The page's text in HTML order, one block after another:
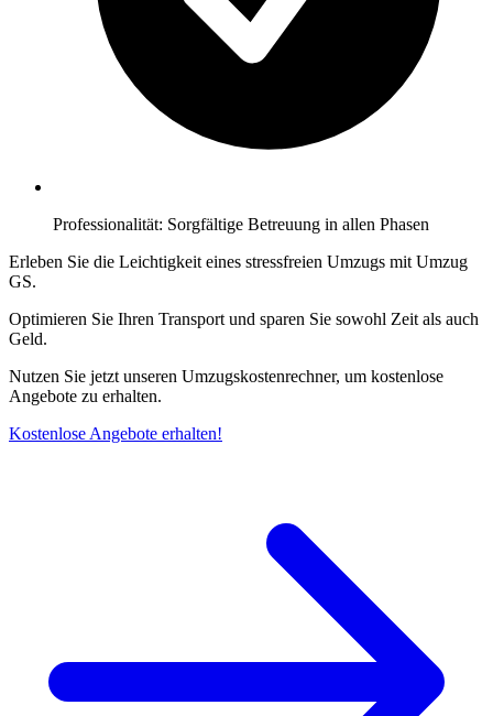
Professionalität: Sorgfältige Betreuung in allen Phasen
Erleben Sie die Leichtigkeit eines stressfreien Umzugs mit Umzug
GS.
Optimieren Sie Ihren Transport und sparen Sie sowohl Zeit als auch
Geld.
Nutzen Sie jetzt unseren Umzugskostenrechner, um kostenlose
Angebote zu erhalten.
Kostenlose Angebote erhalten!